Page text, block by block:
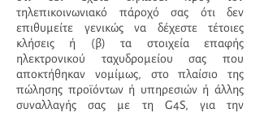
τηλεπικοινωνιακό πάροχό σας ότι δεν
επιθυμείτε γενικώς να δέχεστε τέτοιες
κλήσεις ή (β) τα στοιχεία επαφής
ηλεκτρονικού ταχυδρομείου σας που
αποκτήθηκαν νοµίµως, στο πλαίσιο της
πώλησης προϊόντων ή υπηρεσιών ή άλλης
συναλλαγής σας με τη G4S, για την